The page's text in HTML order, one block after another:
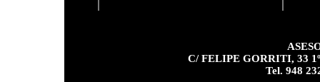
C/ FELIPE GORRITI, 33
Tel. 948